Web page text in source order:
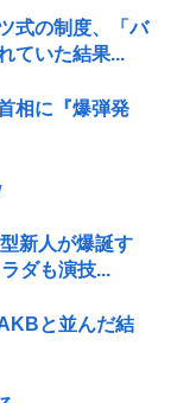
式の制度、「バ
ていた結果...
相に『爆弾発
新人が爆誕す
ダも演技...
と並んだ結